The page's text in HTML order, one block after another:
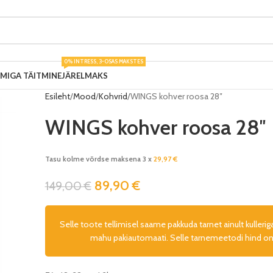
TÄITMINEJÄRELMAKS
0% INTRESS, 3-OSAS MAKSTES
Esileht Mood Kohvrid WINGS kohver roosa 28″
WINGS kohver roosa 28″
Tasu kolme võrdse maksena 3 x 29,97€
149,00€ 89,90€
Selle toote tellimisel saame pakkuda tarnet ainult
mahu pakiautomaati. Selle tarnemeetodi hind